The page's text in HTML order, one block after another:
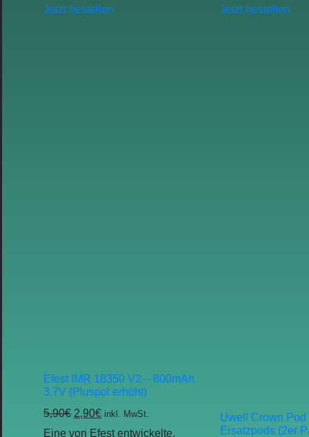
Jetzt bestellen
Jetzt bestellen
Efest IMR 18350 V2 – 800mAh
3,7V (Pluspol erhöht)
5,90€ 2,90€ inkl. MwSt.
Eine von Efest entwickelte,
Uwell Crown Pod
Ersatzpods (2er